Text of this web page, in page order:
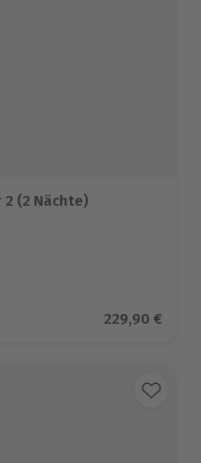
(2 Nächte)
auf 88 Bewertungen
Aktueller
229,90 €